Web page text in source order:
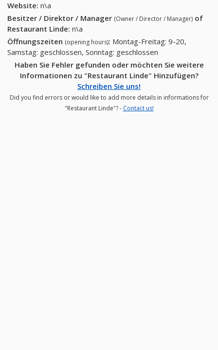
Website: n\a
Besitzer / Direktor / Manager (Owner / Director / Manager) of
Restaurant Linde: n\a
Öffnungszeiten (opening hours): Montag-Freitag: 9-20,
Samstag: geschlossen, Sonntag: geschlossen
Haben Sie Fehler gefunden oder möchten Sie weitere
Informationen zu "Restaurant Linde" Hinzufügen?
Schreiben Sie uns!
Did you find errors or would like to add more details in informations for
"Restaurant Linde"? - Contact us!